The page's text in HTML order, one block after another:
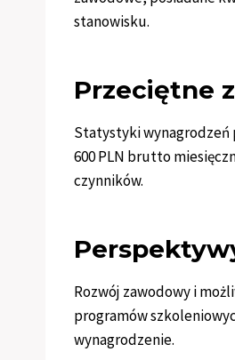
stanowisku.
Przeciętne
Statystyki wynagrodzeń
600 PLN brutto
czynników.
Rozwój zawodowy i
programów
wynagrodzenie.